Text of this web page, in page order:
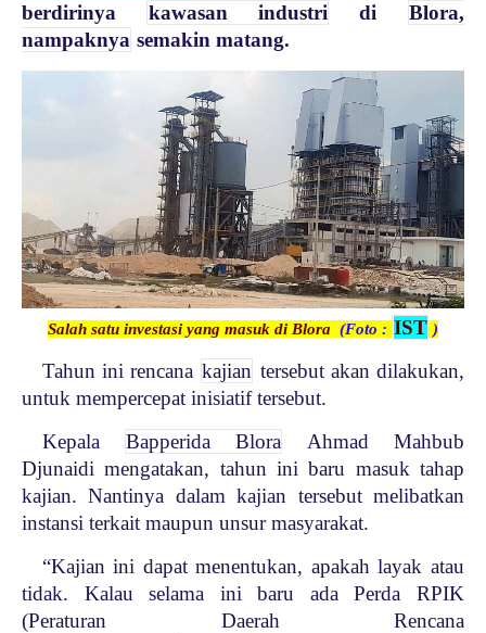
berdirinya kawasan industri di Blora,
nampaknya semakin matang.
Salah satu investasi yang masuk di Blora (Foto : IST )
Tahun ini rencana kajian tersebut akan dilakukan,
untuk mempercepat inisiatif tersebut.
Kepala Bapperida Blora
Ahmad Mahbub
Djunaidi mengatakan, tahun ini baru masuk tahap
kajian. Nantinya dalam kajian tersebut melibatkan
instansi terkait maupun unsur masyarakat.
“Kajian ini dapat menentukan, apakah layak atau
tidak. Kalau selama ini baru ada Perda RPIK
(Peraturan Daerah Rencana